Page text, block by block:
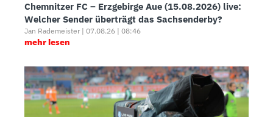
Chemnitzer FC – Erzgebirge Aue (15.08.2026) live:
Welcher Sender überträgt das Sachsenderby?
Jan Rademeister | 07.08.26 | 08:46
mehr lesen